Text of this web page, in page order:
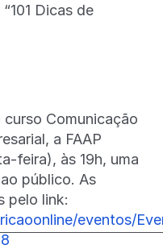
Dicas de
Comunicação
a FAAP
feira), às 19h, uma
público. As
pelo link:
eventos/